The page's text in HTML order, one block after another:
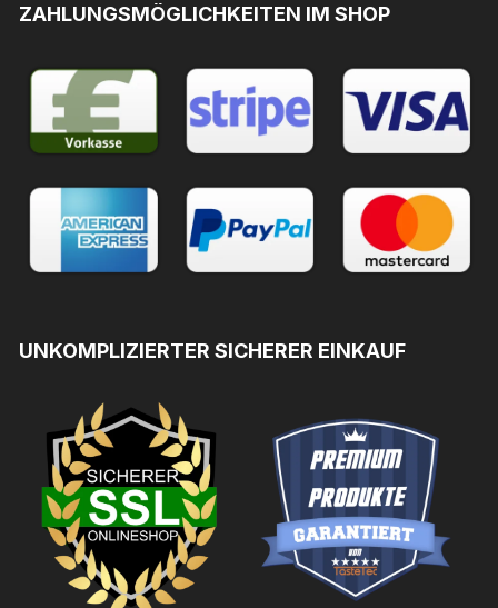
ZAHLUNGSMÖGLICHKEITEN IM SHOP
UNKOMPLIZIERTER SICHERER EINKAUF